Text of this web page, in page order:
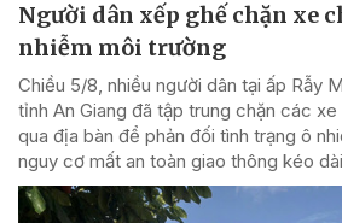
Người dân xếp ghế chặn xe
nhiễm môi trường
Chiều 5/8, nhiều người dân tại ấp Rẫy
tỉnh An Giang đã tập trung chặn các
qua địa bàn để phản đối tình trạng ô
nguy cơ mất an toàn giao thông kéo